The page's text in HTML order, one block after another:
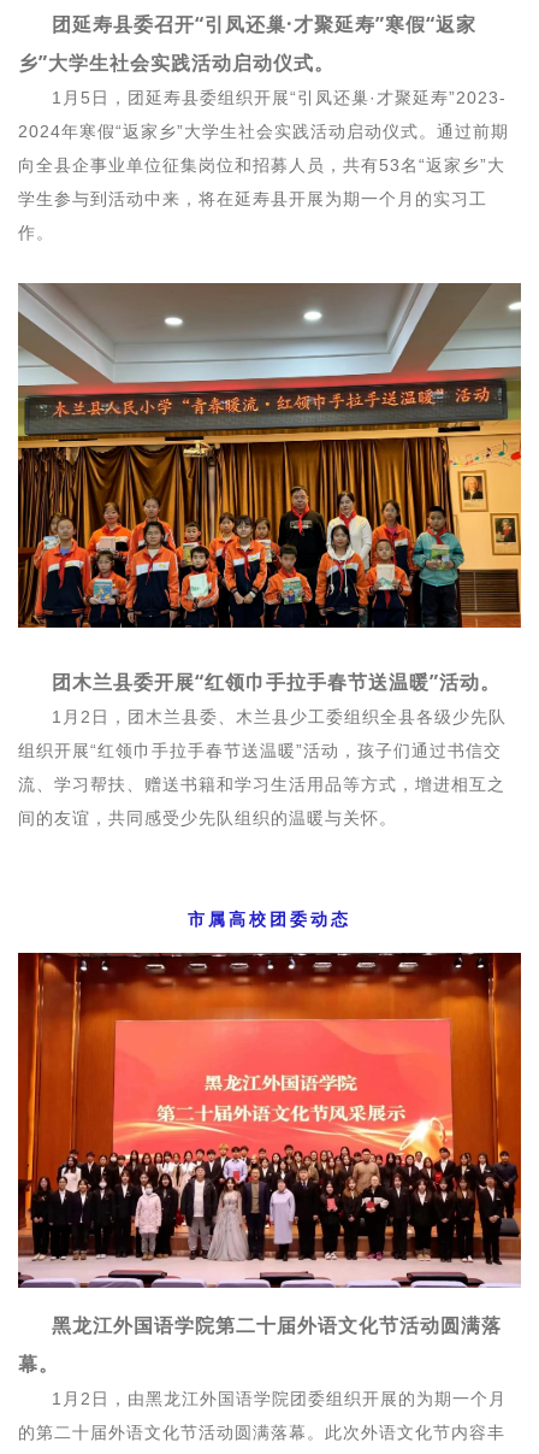
团延寿县委召开“引凤还巢·才聚延寿”寒假“返家
乡”大学生社会实践活动启动仪式。
1月5日，团延寿县委组织开展“引凤还巢·才聚延寿”2023-
2024年寒假“返家乡”大学生社会实践活动启动仪式。通过前期
向全县企事业单位征集岗位和招募人员，共有53名“返家乡”大
学生参与到活动中来，将在延寿县开展为期一个月的实习工
作。
团木兰县委开展“红领巾手拉手春节送温暖”活动。
1月2日，团木兰县委、木兰县少工委组织全县各级少先队
组织开展“红领巾手拉手春节送温暖”活动，孩子们通过书信交
流、学习帮扶、赠送书籍和学习生活用品等方式，增进相互之
间的友谊，共同感受少先队组织的温暖与关怀。
市属高校团委动态
黑龙江外国语学院第二十届外语文化节活动圆满落
幕。
1月2日，由黑龙江外国语学院团委组织开展的为期一个月
的第二十届外语文化节活动圆满落幕。此次外语文化节内容丰